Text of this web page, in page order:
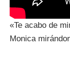
«Te acabo de
Monica